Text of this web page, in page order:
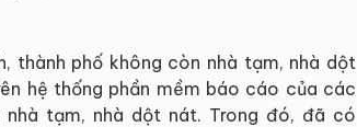
thành phố không còn nhà tạm, nhà dột
hệ thống phần mềm báo cáo của các
tạm, nhà dột nát. Trong đó, đã có